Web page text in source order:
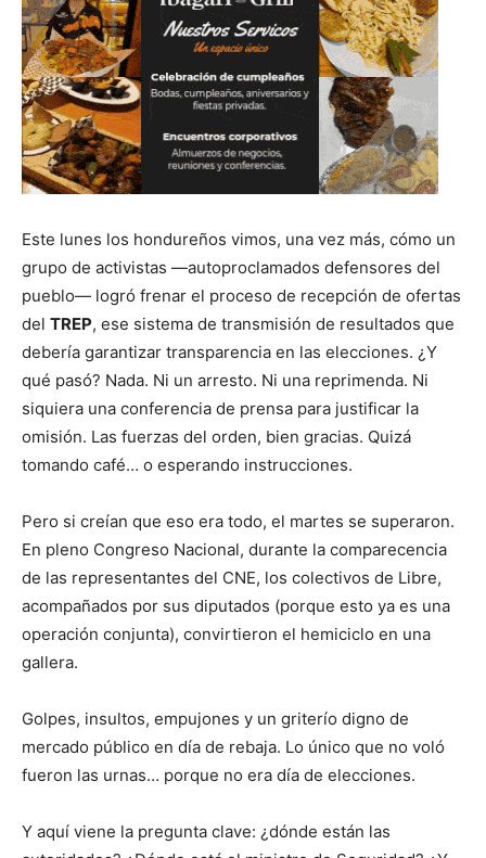
Este lunes los hondureños vimos, una vez más, cómo un
grupo de activistas —autoproclamados defensores del
pueblo— logró frenar el proceso de recepción de ofertas
del TREP, ese sistema de transmisión de resultados que
debería garantizar transparencia en las elecciones. ¿Y
qué pasó? Nada. Ni un arresto. Ni una reprimenda. Ni
siquiera una conferencia de prensa para justificar la
omisión. Las fuerzas del orden, bien gracias. Quizá
tomando café… o esperando instrucciones.
Pero si creían que eso era todo, el martes se superaron.
En pleno Congreso Nacional, durante la comparecencia
de las representantes del CNE, los colectivos de Libre,
acompañados por sus diputados (porque esto ya es una
operación conjunta), convirtieron el hemiciclo en una
gallera.
Golpes, insultos, empujones y un griterío digno de
mercado público en día de rebaja. Lo único que no voló
fueron las urnas… porque no era día de elecciones.
Y aquí viene la pregunta clave: ¿dónde están las